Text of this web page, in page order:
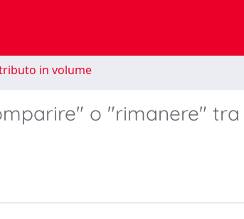
in volume
o "rimanere" tra